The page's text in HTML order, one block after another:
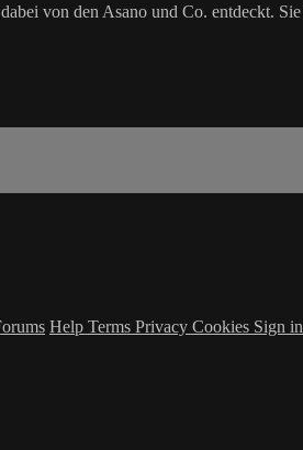
von den Asano und Co. entdeckt.
Help Terms Privacy Cookies Sign in